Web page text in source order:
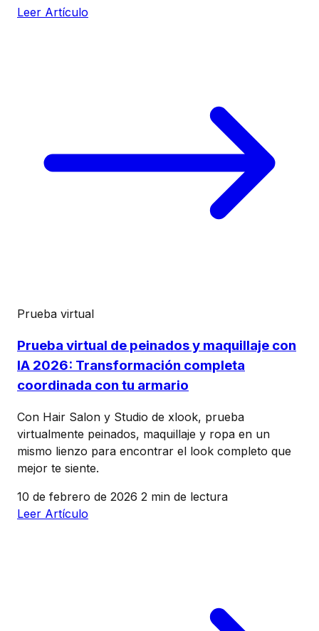
Leer Artículo
Prueba virtual
Prueba virtual de peinados y maquillaje con
IA 2026: Transformación completa
coordinada con tu armario
Con Hair Salon y Studio de xlook, prueba
virtualmente peinados, maquillaje y ropa en un
mismo lienzo para encontrar el look completo que
mejor te siente.
10 de febrero de 2026 2 min de lectura
Leer Artículo